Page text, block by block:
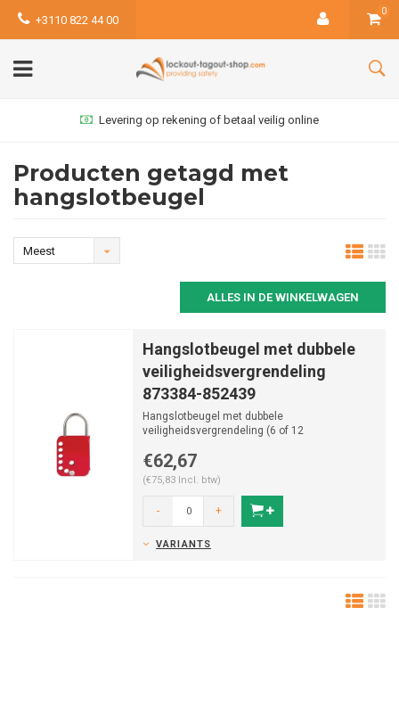
+3110 822 44 00
0
Levering op rekening of betaal veilig online
Producten getagd met
hangslotbeugel
Meest
ALLES IN DE WINKELWAGEN
Hangslotbeugel met dubbele
veiligheidsvergrendeling
873384-852439
Hangslotbeugel met dubbele
veiligheidsvergrendeling (6 of 12
€62,67
(€75,83 Incl. btw)
- +
VARIANTS